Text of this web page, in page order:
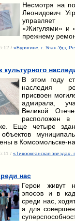
Несмотря на
Леонидович
управляет
«Жигулями» и
прежнему
/ «Бурятия», г. Улан-Удэ,
культурного
В этом году
наследия
присвоен
адмирала,
Великой
расположен в
Еще четыре
объектов
в Комсомольске-
/ «Тихоокеанская звезда»,
нас
Герои живут
эпосов и в
среди нас,
а для